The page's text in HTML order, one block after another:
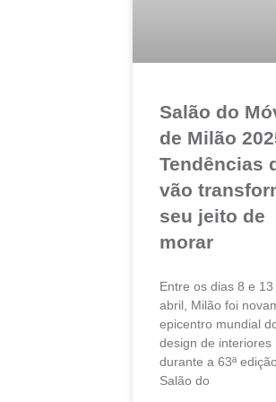
Salão do
de Milão
Tendências
vão
seu jeito de
morar
Entre os dias 8 e 13
abril, Milão foi
epicentro mundial
design de interiores
durante a 63ª
Salão do